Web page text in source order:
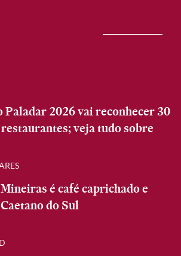
Paladar 2026 vai reconhecer 30
veja tudo sobre
é café caprichado e
do Sul